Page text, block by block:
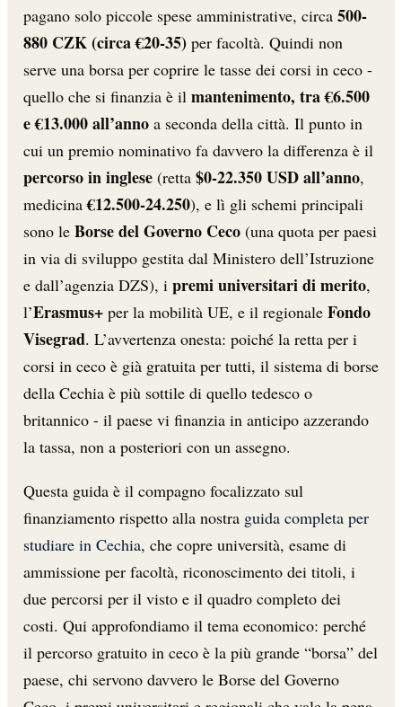
pagano solo piccole spese amministrative, circa 500-
880 CZK (circa €20-35) per facoltà. Quindi non
serve una borsa per coprire le tasse dei corsi in ceco -
quello che si finanzia è il mantenimento, tra €6.500
e €13.000 all’anno a seconda della città. Il punto in
cui un premio nominativo fa davvero la differenza è il
percorso in inglese (retta $0-22.350 USD all’anno,
medicina€12.500-24.250), e lì gli schemi principali
sono le Borse del Governo Ceco (una quota per paesi
in via di sviluppo gestita dal Ministero dell’Istruzione
e dall’agenzia DZS), i premi universitari di merito,
l’Erasmus+ per la mobilità UE, e il regionale Fondo
Visegrad. L’avvertenza onesta: poiché la retta per i
corsi in ceco è già gratuita per tutti, il sistema di borse
della Cechia è più sottile di quello tedesco o
britannico - il paese vi finanzia in anticipo azzerando
la tassa, non a posteriori con un assegno.
Questa guida è il compagno focalizzato sul
finanziamento rispetto alla nostra guida completa per
studiare in Cechia, che copre università, esame di
ammissione per facoltà, riconoscimento dei titoli, i
due percorsi per il visto e il quadro completo dei
costi. Qui approfondiamo il tema economico: perché
il percorso gratuito in ceco è la più grande “borsa” del
paese, chi servono davvero le Borse del Governo